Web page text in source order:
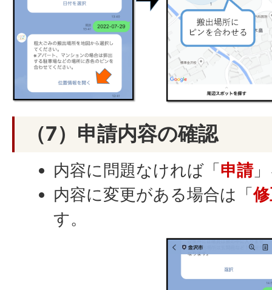
（7）申請内容の確認
内容に問題なければ「 申請
内容に変更がある場合は「
す。